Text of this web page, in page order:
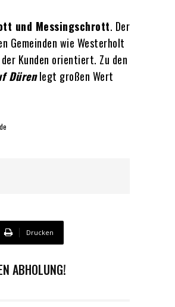
und Messingschrott. Der
Gemeinden wie Westerholt
Kunden orientiert. Zu den
Dürenlegt großen Wert
Drucken
ABHOLUNG!